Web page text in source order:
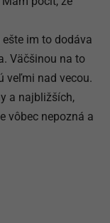
im to dodáva
Väčšinou na to
veľmi nad vecou.
a najbližších,
vôbec nepozná a